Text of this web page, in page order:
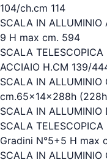
104/ch.cm 114
SCALA IN ALLUMINIO
9 H max cm. 594
SCALA
ACCIAIO H.CM 139/
SCALA IN ALLUMINIO
cm.65x14x288h
SCALA IN
SCALA
Gradini N°5+5 H max
SCALA IN